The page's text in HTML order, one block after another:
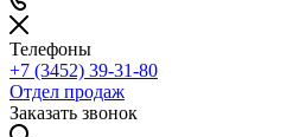
Телефоны
+7 (3452) 39-31-80
Отдел продаж
Заказать звонок